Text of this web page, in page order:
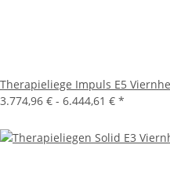
Therapieliege Impuls E5
3.774,96 € - 6.444,61 € *